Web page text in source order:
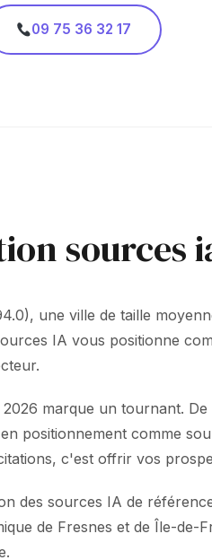
09 75 36 32 17
sources
une ville de taille
IA vous positionne
marque un tournant.
positionnement comme
c'est offrir vos
des sources IA de
de Fresnes et de Île-